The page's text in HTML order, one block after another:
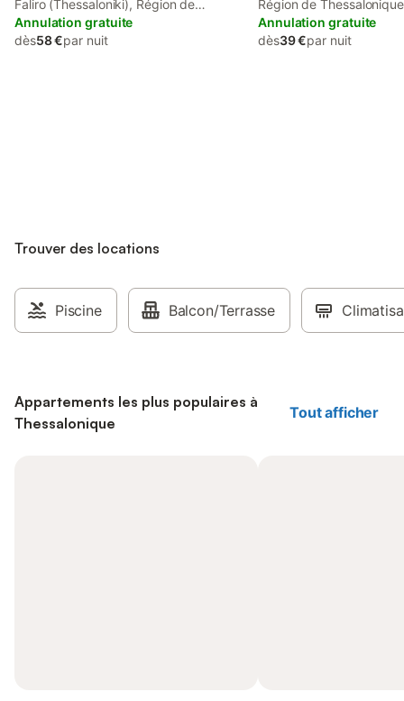
ainsi que Balcon/Terrasse et Vue
Faliro (Thessaloniki), Région de
Thessalonique
Annulation gratuite
dès58 €par nuit
Région de Thessalonique
Annulation gratuite
dès39 €par nuit
Trouver des locations
Piscine Balcon/Terrasse
Appartements les plus populaires à
Thessalonique
Tout afficher